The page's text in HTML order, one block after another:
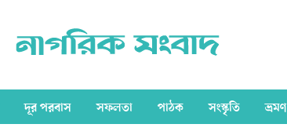
দূর পরবাস সফলতা পাঠক সংস্কৃতি ভ্রমণ